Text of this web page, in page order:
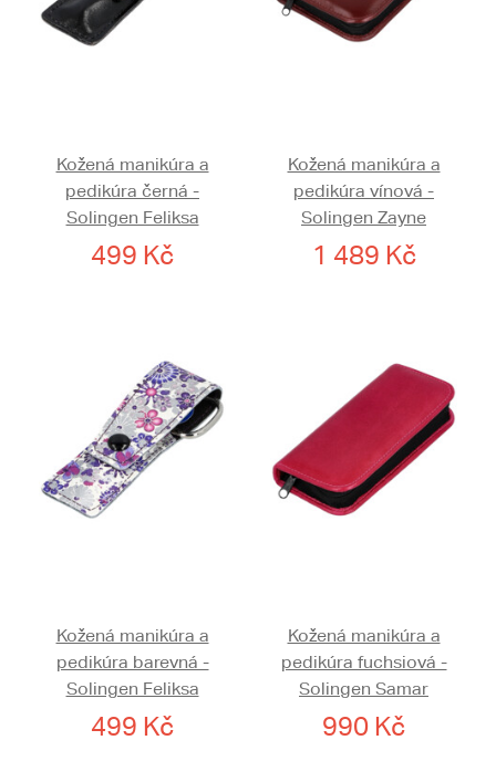
Kožená manikúra a
pedikúra černá -
Solingen Feliksa
499 Kč
Kožená manikúra a
pedikúra vínová -
Solingen Zayne
1 489 Kč
Kožená manikúra a
pedikúra barevná -
Solingen Feliksa
499 Kč
Kožená manikúra a
pedikúra fuchsiová -
Solingen Samar
990 Kč